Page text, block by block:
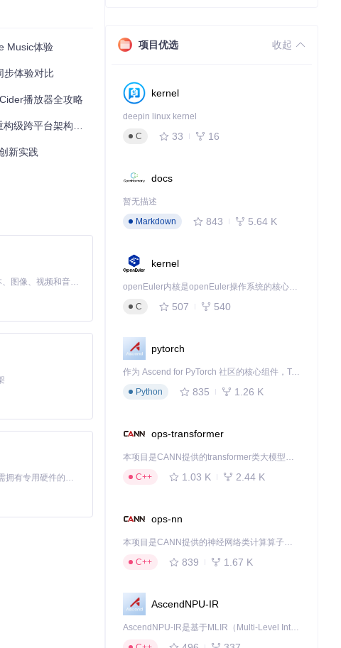
就有一次版本更
区协作，使得Cid
的适应成本。而对
通过将部分功能
Music体验
步体验对比
播放器全攻略
跨平台架构解析
新实践
MiniMax H3 是一个通用的全模态生成系统。它支持对由文本、图像、视频和音频组成的多模态上下文进行统一理解，并能生成分辨率高达 2K、时长可达 15 秒的带原生立体声音频的视频。得益于面向任务泛化的系统设计，H3 在预训练阶段就已具备广泛的多模态上下文理解与生成能力，能够出色地执行复杂的多模态指令。
基于Python的Xiaozhi AI，适用于想要完整Xiaozhi体验而无需拥有专用硬件的用户。
项目优选 收起
kernel
deepin linux kernel
C
33 16
docs
暂无描述
Markdown
843 5.64 K
kernel
openEuler内核是openEuler操作系统的核心，既是系统性能与稳定性的基石，也是连接处理器、设备与服务的桥梁。
C
507 540
pytorch
作为 Ascend for PyTorch 社区的核心组件，TorchNPU 是昇腾专为 PyTorch 打造的深度学习适配插件，使 PyTorch 框架能够直接调用昇腾 NPU，为开发者提供昇腾 AI 处理器的超强算力。
Python
835 1.26 K
ops-transformer
本项目是CANN提供的transformer类大模型算子库，实现网络在NPU上加速计算。
C++
1.03 K 2.44 K
ops-nn
本项目是CANN提供的神经网络类计算算子库，实现网络在NPU上加速计算。
C++
839 1.67 K
AscendNPU-IR
AscendNPU-IR是基于MLIR（Multi-Level Intermediate Representation）构建的，面向昇腾亲和算子编译时使用的中间表示，提供昇腾完备表达能力，通过编译优化提升昇腾AI处理器计算效率，支持通过生态框架使能昇腾AI处理器与深度调优